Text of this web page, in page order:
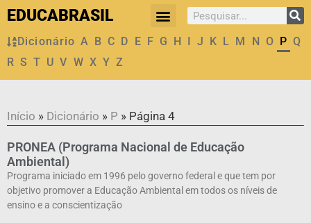
EDUCABRASIL
Dicionário A B C D E F G H I J K L M N O P Q
R S T U V W X Y Z
Início » Dicionário » P » Página 4
PRONEA (Programa Nacional de Educação
Ambiental)
Programa iniciado em 1996 pelo governo federal e que tem por
objetivo promover a Educação Ambiental em todos os níveis de
ensino e a conscientização